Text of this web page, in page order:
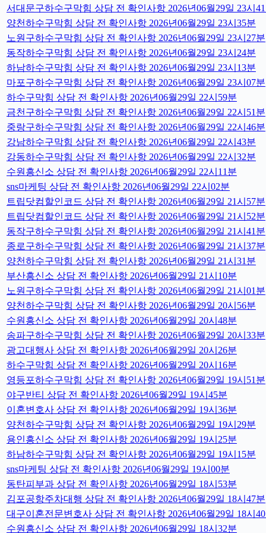
서대문구하수구막힘 상담 전 확인사항 2026년06월29일 23시
양천하수구막힘 상담 전 확인사항 2026년06월29일 23시35분
노원구하수구막힘 상담 전 확인사항 2026년06월29일 23시27분
동작하수구막힘 상담 전 확인사항 2026년06월29일 23시24분
하남하수구막힘 상담 전 확인사항 2026년06월29일 23시13분
마포구하수구막힘 상담 전 확인사항 2026년06월29일 23시07분
하수구막힘 상담 전 확인사항 2026년06월29일 22시59분
금천구하수구막힘 상담 전 확인사항 2026년06월29일 22시51분
중랑구하수구막힘 상담 전 확인사항 2026년06월29일 22시46분
강남하수구막힘 상담 전 확인사항 2026년06월29일 22시43분
강동하수구막힘 상담 전 확인사항 2026년06월29일 22시32분
수원흥신소 상담 전 확인사항 2026년06월29일 22시11분
sns마케팅 상담 전 확인사항 2026년06월29일 22시02분
트립닷컴할인코드 상담 전 확인사항 2026년06월29일 21시57분
트립닷컴할인코드 상담 전 확인사항 2026년06월29일 21시52분
동작구하수구막힘 상담 전 확인사항 2026년06월29일 21시41분
종로구하수구막힘 상담 전 확인사항 2026년06월29일 21시37분
양천하수구막힘 상담 전 확인사항 2026년06월29일 21시31분
부산흥신소 상담 전 확인사항 2026년06월29일 21시10분
노원구하수구막힘 상담 전 확인사항 2026년06월29일 21시01분
양천하수구막힘 상담 전 확인사항 2026년06월29일 20시56분
수원흥신소 상담 전 확인사항 2026년06월29일 20시48분
송파구하수구막힘 상담 전 확인사항 2026년06월29일 20시33분
광고대행사 상담 전 확인사항 2026년06월29일 20시26분
하수구막힘 상담 전 확인사항 2026년06월29일 20시16분
영등포하수구막힘 상담 전 확인사항 2026년06월29일 19시51분
야구반티 상담 전 확인사항 2026년06월29일 19시45분
이혼변호사 상담 전 확인사항 2026년06월29일 19시36분
양천하수구막힘 상담 전 확인사항 2026년06월29일 19시29분
용인흥신소 상담 전 확인사항 2026년06월29일 19시25분
하남하수구막힘 상담 전 확인사항 2026년06월29일 19시15분
sns마케팅 상담 전 확인사항 2026년06월29일 19시00분
동탄피부과 상담 전 확인사항 2026년06월29일 18시53분
김포공항주차대행 상담 전 확인사항 2026년06월29일 18시47분
대구이혼전문변호사 상담 전 확인사항 2026년06월29일 18시
수원흥신소 상담 전 확인사항 2026년06월29일 18시32분